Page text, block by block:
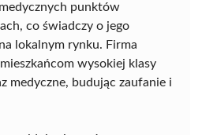
punktów
co świadczy o jego
lokalnym rynku. Firma
wysokiej klasy
medyczne, budując zaufanie i